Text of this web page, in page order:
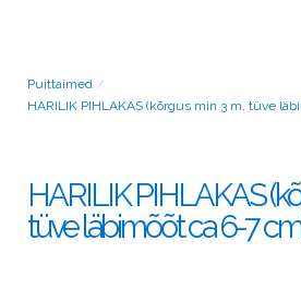
Puittaimed /
HARILIK PIHLAKAS (kõrgus min 3 m, tüve
HARILIK PIHLAKAS
tüve läbimõõt ca 6-7